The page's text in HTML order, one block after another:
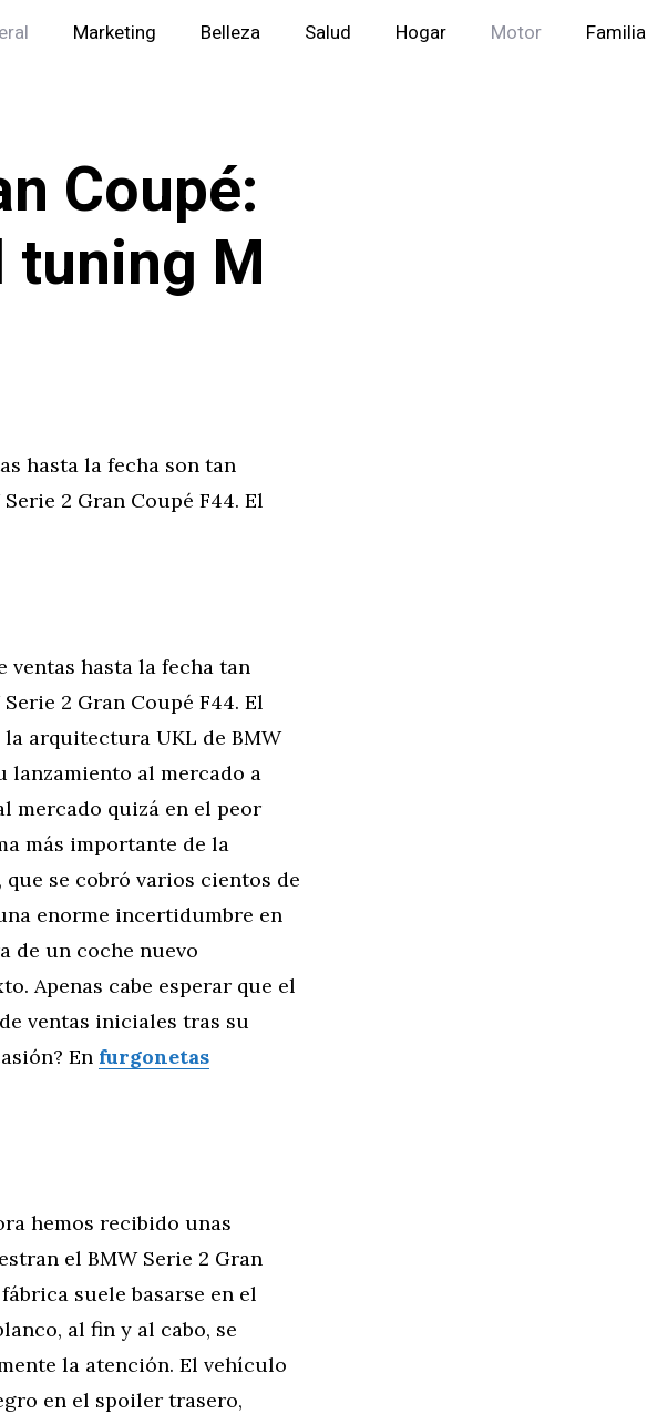
Marketing Belleza Salud Hogar Motor Familia
Coupé:
M
hasta la fecha son tan
2 Gran Coupé F44. El
ventas hasta la fecha tan
2 Gran Coupé F44. El
arquitectura UKL de BMW
lanzamiento al mercado a
mercado quizá en el peor
más importante de la
se cobró varios cientos de
enorme incertidumbre en
de un coche nuevo
Apenas cabe esperar que el
ventas iniciales tras su
En furgonetas
hemos recibido unas
el BMW Serie 2 Gran
suele basarse en el
al fin y al cabo, se
la atención. El vehículo
en el spoiler trasero,